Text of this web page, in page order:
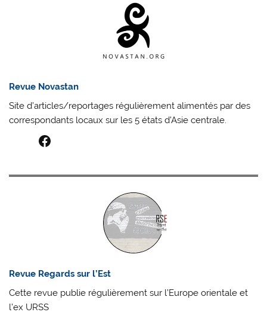
Revue Novastan
Site d’articles/reportages régulièrement alimentés par des
correspondants locaux sur les 5 états d’Asie centrale.
Facebook
Revue Regards sur l’Est
Cette revue publie régulièrement sur l’Europe orientale et
l’ex URSS